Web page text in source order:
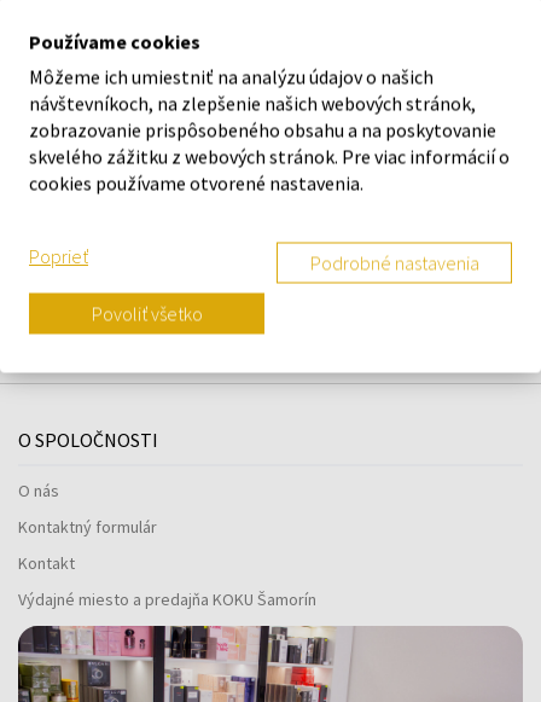
DETAILY
O ZNAČKE
Náš výber na mieru presne pre
vás
O SPOLOČNOSTI
O nás
Kontaktný formulár
Kontakt
Výdajné miesto a predajňa KOKU Šamorín
Používame cookies
Môžeme ich umiestniť na analýzu údajov o našich
návštevníkoch, na zlepšenie našich webových stránok,
zobrazovanie prispôsobeného obsahu a na poskytovanie
skvelého zážitku z webových stránok. Pre viac informácií o
cookies používame otvorené nastavenia.
Poprieť Podrobné nastavenia
Povoliť všetko